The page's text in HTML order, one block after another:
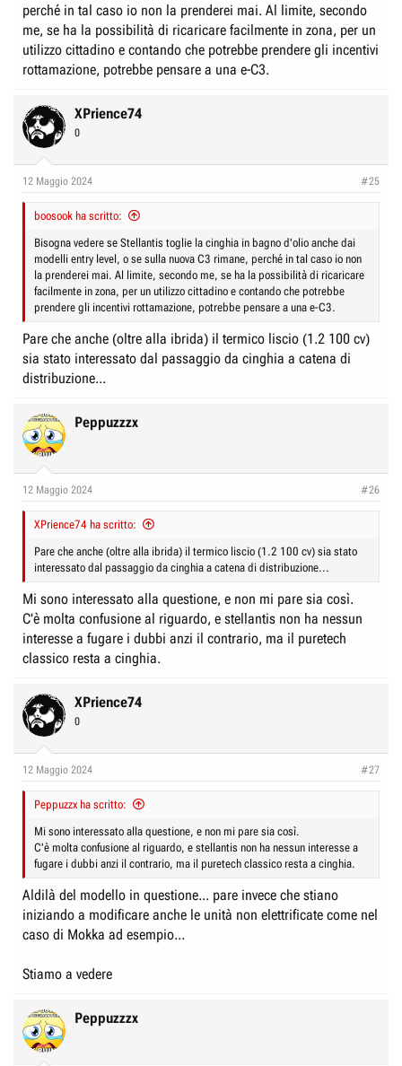
perché in tal caso io non la prenderei mai. Al limite, secondo
me, se ha la possibilità di ricaricare facilmente in zona, per un
utilizzo cittadino e contando che potrebbe prendere gli incentivi
rottamazione, potrebbe pensare a una e-C3.
XPrience74
0
12 Maggio 2024 #25
boosook ha scritto:
Bisogna vedere se Stellantis toglie la cinghia in bagno d'olio anche dai
modelli entry level, o se sulla nuova C3 rimane, perché in tal caso io non
la prenderei mai. Al limite, secondo me, se ha la possibilità di ricaricare
facilmente in zona, per un utilizzo cittadino e contando che potrebbe
prendere gli incentivi rottamazione, potrebbe pensare a una e-C3.
Pare che anche (oltre alla ibrida) il termico liscio (1.2 100 cv)
sia stato interessato dal passaggio da cinghia a catena di
distribuzione...
Peppuzzzx
12 Maggio 2024 #26
XPrience74 ha scritto:
Pare che anche (oltre alla ibrida) il termico liscio (1.2 100 cv) sia stato
interessato dal passaggio da cinghia a catena di distribuzione...
Mi sono interessato alla questione, e non mi pare sia così.
C'è molta confusione al riguardo, e stellantis non ha nessun
interesse a fugare i dubbi anzi il contrario, ma il puretech
classico resta a cinghia.
XPrience74
0
12 Maggio 2024 #27
Peppuzzx ha scritto:
Mi sono interessato alla questione, e non mi pare sia così.
C'è molta confusione al riguardo, e stellantis non ha nessun interesse a
fugare i dubbi anzi il contrario, ma il puretech classico resta a cinghia.
Aldilà del modello in questione... pare invece che stiano
iniziando a modificare anche le unità non elettrificate come nel
caso di Mokka ad esempio...
Stiamo a vedere
Peppuzzzx